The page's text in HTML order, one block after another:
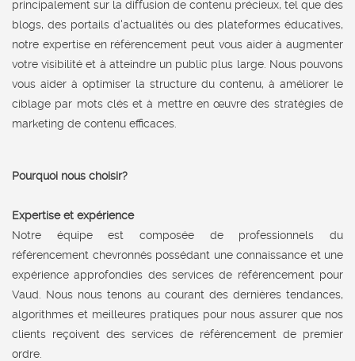
principalement sur la diffusion de contenu précieux, tel que des
blogs, des portails d'actualités ou des plateformes éducatives,
notre expertise en référencement peut vous aider à augmenter
votre visibilité et à atteindre un public plus large. Nous pouvons
vous aider à optimiser la structure du contenu, à améliorer le
ciblage par mots clés et à mettre en œuvre des stratégies de
marketing de contenu efficaces.
Pourquoi nous choisir?
Expertise et expérience
Notre équipe est composée de professionnels du
référencement chevronnés possédant une connaissance et une
expérience approfondies des services de référencement pour
Vaud. Nous nous tenons au courant des dernières tendances,
algorithmes et meilleures pratiques pour nous assurer que nos
clients reçoivent des services de référencement de premier
ordre.